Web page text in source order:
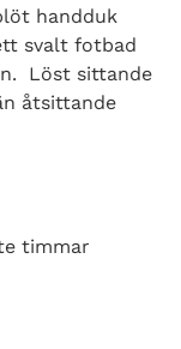
handduk
svalt fotbad
Löst sittande
åtsittande
timmar